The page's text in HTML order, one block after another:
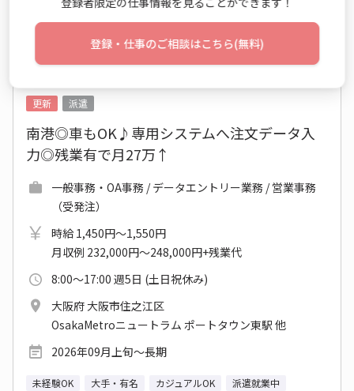
仕事詳細 エントリー
更新
派遣
南港◎車もOK♪専用システムへ注文データ入
力◎残業有で月27万↑
一般事務・OA事務 / データエントリー業務 / 営業事務
（受発注）
時給 1,450円～1,550円
月収例 232,000円～248,000円+残業代
8:00～17:00 週5日 (土日祝休み)
大阪府 大阪市住之江区
OsakaMetroニュートラム ポートタウン東駅 他
2026年09月上旬～長期
未経験OK 大手・有名 カジュアルOK
派遣就業中
登録・仕事のご相談はこちら(無料)